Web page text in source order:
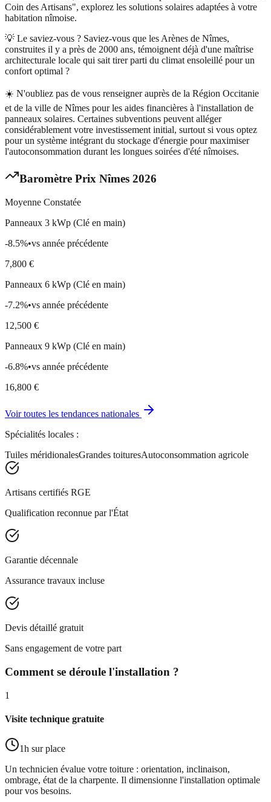
Coin des Artisans", explorez les solutions solaires adaptées à votre
habitation nîmoise.
💡 Le saviez-vous ? Saviez-vous que les Arènes de Nîmes,
construites il y a près de 2000 ans, témoignent déjà d'une maîtrise
architecturale locale qui sait tirer parti du climat ensoleillé pour un
confort optimal ?
☀️ N'oubliez pas de vous renseigner auprès de la Région Occitanie
et de la ville de Nîmes pour les aides financières à l'installation de
panneaux solaires. Certaines subventions peuvent alléger
considérablement votre investissement initial, surtout si vous optez
pour un système intégrant du stockage d'énergie pour maximiser
l'autoconsommation durant les longues soirées d'été nîmoises.
Baromètre Prix Nîmes 2026
Moyenne Constatée
Panneaux 3 kWp (Clé en main)
-8.5%•vs année précédente
7,800 €
Panneaux 6 kWp (Clé en main)
-7.2%•vs année précédente
12,500 €
Panneaux 9 kWp (Clé en main)
-6.8%•vs année précédente
16,800 €
Voir toutes les tendances nationales
Spécialités locales :
Tuiles méridionalesGrandes toituresAutoconsommation agricole
Artisans certifiés RGE
Qualification reconnue par l'État
Garantie décennale
Assurance travaux incluse
Devis détaillé gratuit
Sans engagement de votre part
Comment se déroule l'installation ?
1
Visite technique gratuite
1h sur place
Un technicien évalue votre toiture : orientation, inclinaison,
ombrage, état de la charpente. Il dimensionne l'installation optimale
pour vos besoins.